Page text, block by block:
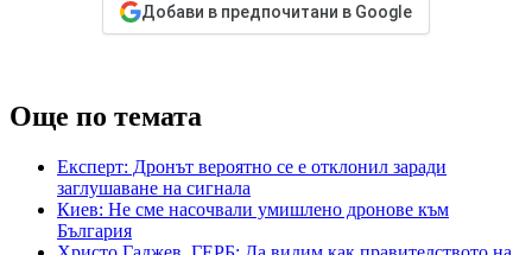
Добави в предпочитани в Google
Още по темата
Експерт: Дронът вероятно се е отклонил заради
заглушаване на сигнала
Киев: Не сме насочвали умишлено дронове към
България